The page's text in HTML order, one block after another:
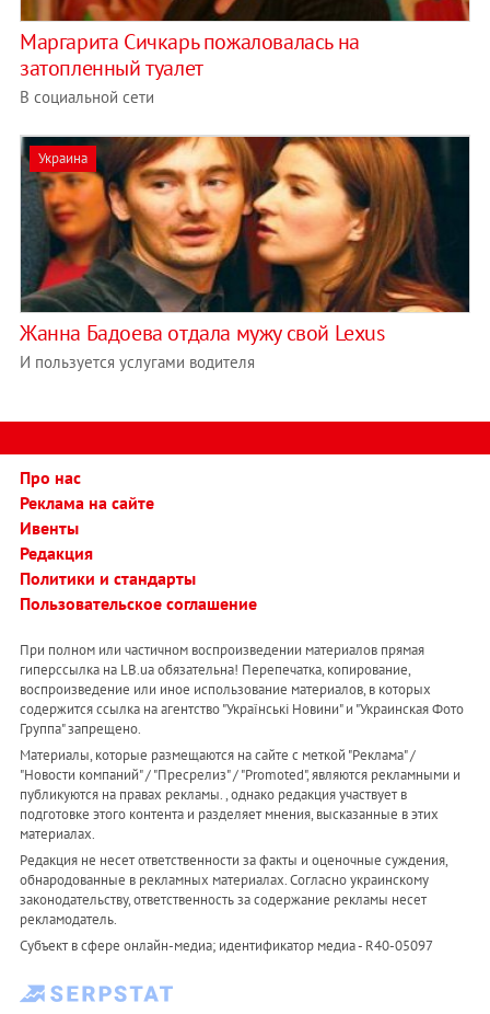
Маргарита Сичкарь пожаловалась на
затопленный туалет
В социальной сети
Украина
Жанна Бадоева отдала мужу свой Lexus
И пользуется услугами водителя
Про нас
Реклама на сайте
Ивенты
Редакция
Политики и стандарты
Пользовательское соглашение
При полном или частичном воспроизведении материалов прямая
гиперссылка на LB.ua обязательна! Перепечатка, копирование,
воспроизведение или иное использование материалов, в которых
содержится ссылка на агентство "Українськi Новини" и "Украинская Фото
Группа" запрещено.
Материалы, которые размещаются на сайте с меткой "Реклама" /
"Новости компаний" / "Пресрелиз" / "Promoted", являются рекламными и
публикуются на правах рекламы. , однако редакция участвует в
подготовке этого контента и разделяет мнения, высказанные в этих
материалах.
Редакция не несет ответственности за факты и оценочные суждения,
обнародованные в рекламных материалах. Согласно украинскому
законодательству, ответственность за содержание рекламы несет
рекламодатель.
Субъект в сфере онлайн-медиа; идентификатор медиа - R40-05097